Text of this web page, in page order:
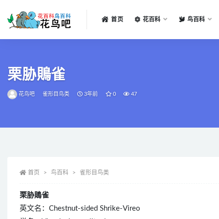
首页 花百科 鸟百科
栗胁鵙雀
花鸟吧 雀形目鸟类 3年前 0 47
首页 鸟百科 雀形目鸟类
栗胁鵙雀
英文名：Chestnut-sided Shrike-Vireo